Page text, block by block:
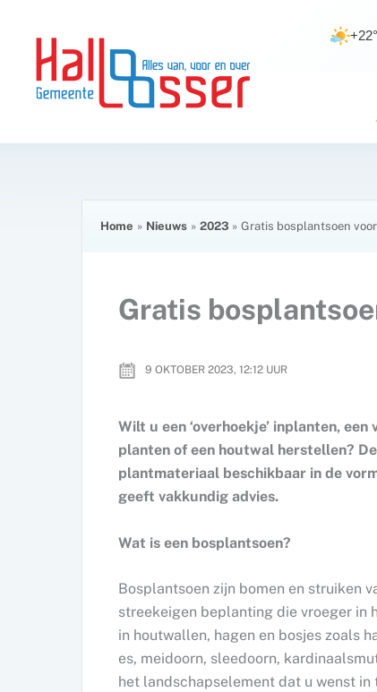
inhoud
inhoud
Home Nieuws 2023 Gratis bosplantsoen
Gratis
9 OKTOBER 2023, 12:12 UUR
Wilt u een ‘overhoekje’ inplanten,
planten of een houtwal herstellen?
plantmateriaal beschikbaar in de
geeft vakkundig advies.
Wat is een bosplantsoen?
Bosplantsoen zijn bomen en struiken
streekeigen beplanting die vroeger in
in houtwallen, hagen en bosjes zoals
es, meidoorn, sleedoorn,
het landschapselement dat u wenst